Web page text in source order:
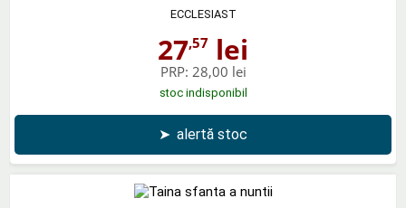
ECCLESIAST
27,57 lei
PRP: 28,00 lei
stoc indisponibil
➤ alertă stoc